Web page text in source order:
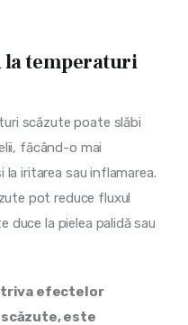
la temperaturi
scăzute poate slăbi
făcând-o mai
la iritarea sau inflamarea.
pot reduce fluxul
duce la pielea palidă sau
efectelor
este